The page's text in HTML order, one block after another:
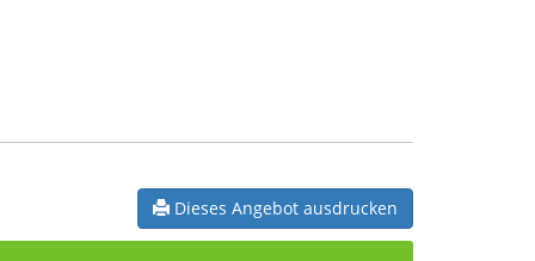
Dieses Angebot ausdrucken